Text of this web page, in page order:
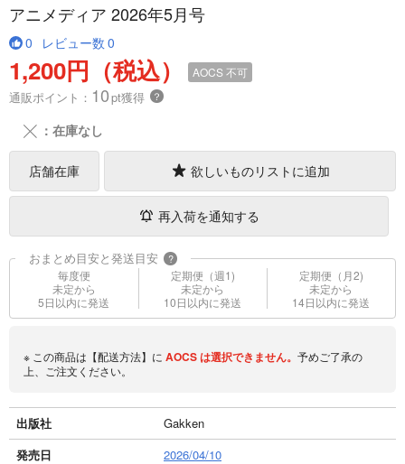
アニメディア 2026年5月号
0 レビュー数 0
1,200円（税込） AOCS不可
通販ポイント： 10pt獲得 ？
╳ ：在庫なし
店舗在庫 欲しいものリストに追加
再入荷を通知する
おまとめ目安と発送目安 ?
毎度便
未定から
5日以内に発送
定期便（週1)
未定から
10日以内に発送
定期便（月2)
未定から
14日以内に発送
※ この商品は【配送方法】に AOCSは選択できません。 予めご了承の
上、ご注文ください。
出版社
Gakken
発売日
2026/04/10